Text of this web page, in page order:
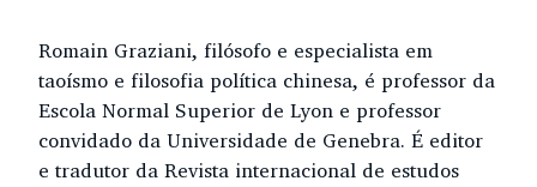
Romain Graziani, filósofo e especialista em
taoísmo e filosofia política chinesa, é professor da
Escola Normal Superior de Lyon e professor
convidado da Universidade de Genebra. É editor
e tradutor da Revista internacional de estudos